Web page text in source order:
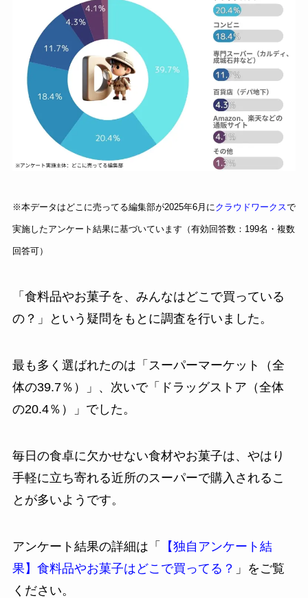
※本データはどこに売ってる編集部が2025年6月にクラウドワークスで
実施したアンケート結果に基づいています（有効回答数：199名・複数
回答可）
「食料品やお菓子を、みんなはどこで買っている
の？」という疑問をもとに調査を行いました。
最も多く選ばれたのは「スーパーマーケット（全
体の39.7％）」、次いで「ドラッグストア（全体
の20.4％）」でした。
毎日の食卓に欠かせない食材やお菓子は、やはり
手軽に立ち寄れる近所のスーパーで購入されるこ
とが多いようです。
アンケート結果の詳細は「
【独自アンケート結
果】食料品やお菓子はどこで買ってる？ 」をご覧
ください。